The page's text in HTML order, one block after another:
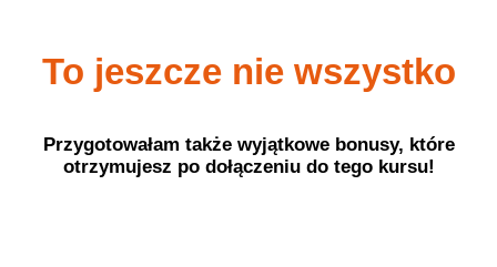
To jeszcze nie wszystko
Przygotowałam także wyjątkowe bonusy, które
otrzymujesz po dołączeniu do tego kursu!